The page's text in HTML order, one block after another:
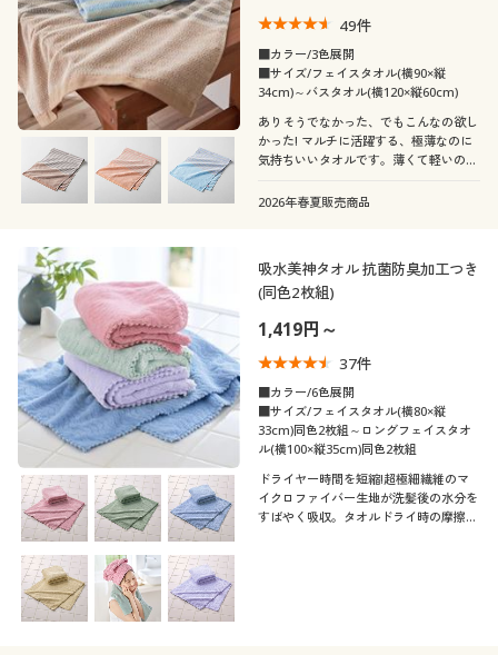
49件
■カラー/3色展開
■サイズ/フェイスタオル(横90×縦
34cm)～バスタオル(横120×縦60cm)
ありそうでなかった、でもこんなの欲し
かった! マルチに活躍する、極薄なのに
気持ちいいタオルです。薄くて軽いのに
質な綿と老舗タオルメーカーの技術によ
2026年春夏販売商品
吸水美神タオル 抗菌防臭加工つき
(同色2枚組)
1,419円～
37件
■カラー/6色展開
■サイズ/フェイスタオル(横80×縦
33cm)同色2枚組～ロングフェイスタオ
ル(横100×縦35cm)同色2枚組
ドライヤー時間を短縮!超極細繊維のマ
イクロファイバー生地が洗髪後の水分を
すばやく吸収。タオルドライ時の摩擦を